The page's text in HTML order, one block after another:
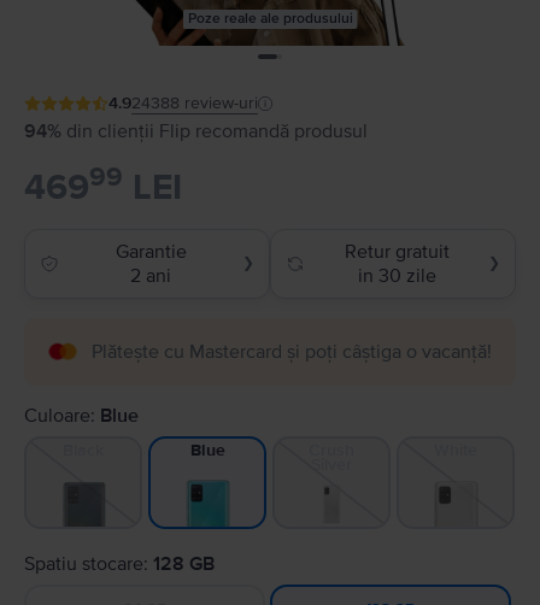
Poze reale ale produsului
4.924388 review-uri
94% din clienții Flip recomandă produsul
46999 LEI
Garantie
2 ani
❯
Retur gratuit
in 30 zile
❯
Plătește cu Mastercard și poți câștiga o vacanță!
Culoare: Blue
Blue
Spatiu stocare: 128 GB